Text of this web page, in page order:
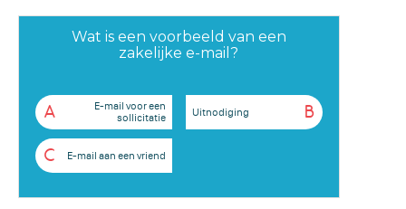
Wat is een voorbeeld van een
zakelijke e-mail?
A
E-mail voor een
sollicitatie
B
Uitnodiging
C E-mail aan een vriend